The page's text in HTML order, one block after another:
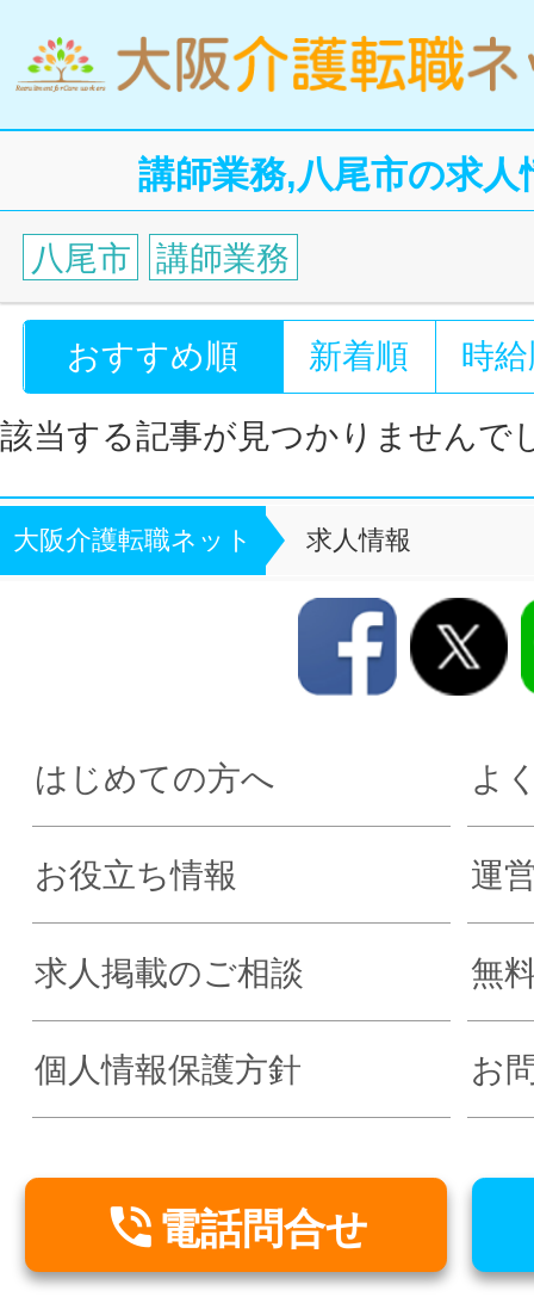
講師業務,八尾市の求人
八尾市 講師業務
おすすめ順 新着順 時
該当する記事が見つかりませんで
大阪介護転職ネット 求人情報
はじめての方へ よ
お役立ち情報 運
求人掲載のご相談 無
個人情報保護方針 お
 電話問合せ